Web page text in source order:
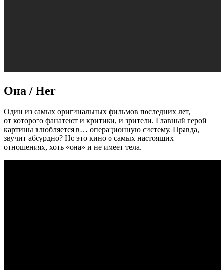
Она / Her
Один из самых оригинальных фильмов последних лет,
от которого фанатеют и критики, и зрители. Главный герой
картины влюбляется в… операционную систему. Правда,
звучит абсурдно? Но это кино о самых настоящих
отношениях, хоть «она» и не имеет тела.